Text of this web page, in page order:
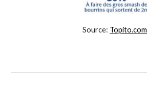
Source: Topito.com